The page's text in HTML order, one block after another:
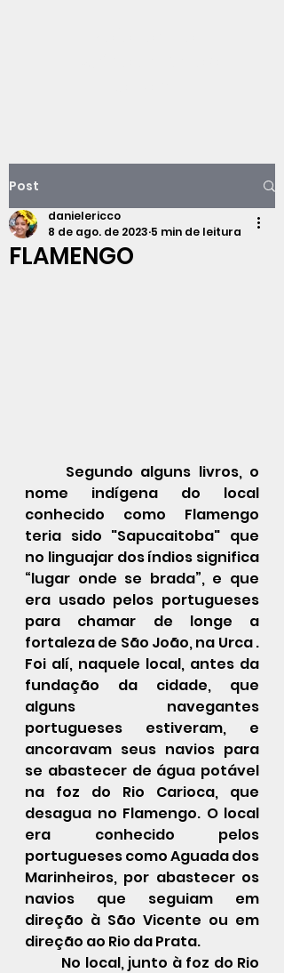
Post
FLAMENGO
danielericco
8 de ago. de 2023 5 min de leitura
Segundo alguns livros, o
nome indígena do local
conhecido como Flamengo
teria sido "Sapucaitoba" que
no linguajar dos índios significa
“lugar onde se brada”, e que
era usado pelos portugueses
para chamar de longe a
fortaleza de São João, na Urca .
Foi alí, naquele local, antes da
fundação da cidade, que
alguns navegantes
portugueses estiveram, e
ancoravam seus navios para
se abastecer de água potável
na foz do Rio Carioca, que
desagua no Flamengo. O local
era conhecido pelos
portugueses como Aguada dos
Marinheiros, por abastecer os
navios que seguiam em
direção à São Vicente ou em
direção ao Rio da Prata.